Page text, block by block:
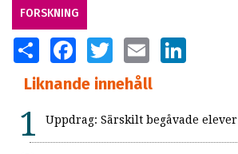
FORSKNING
SHARE FACEBOOKTWITTER EMAIL
Liknande innehåll
Uppdrag: Särskilt begåvade elever